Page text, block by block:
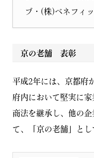
ブ・(株)ベネフィ
京の老舗 表彰
平成2年には、京都府
府内において堅実に
商法を継承し、他の
て、「京の老舗」とし